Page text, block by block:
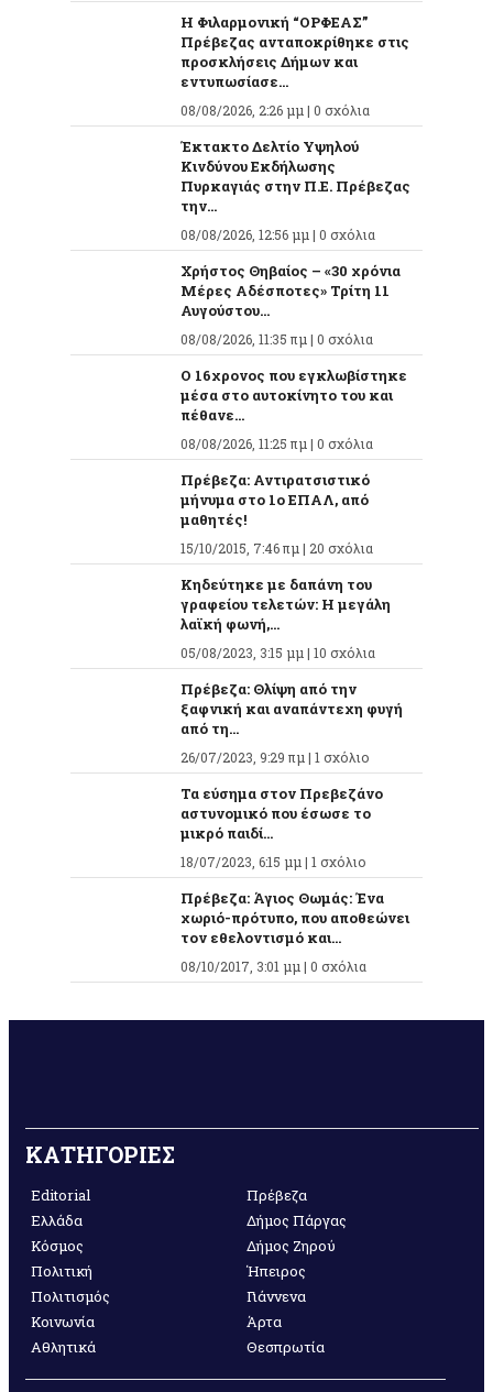
Η Φιλαρμονική “ΟΡΦΕΑΣ”
Πρέβεζας ανταποκρίθηκε στις
προσκλήσεις Δήμων και
εντυπωσίασε...
08/08/2026, 2:26 μμ | 0 σχόλια
Έκτακτο Δελτίο Υψηλού
Κινδύνου Εκδήλωσης
Πυρκαγιάς στην Π.Ε. Πρέβεζας
την...
08/08/2026, 12:56 μμ | 0 σχόλια
Χρήστος Θηβαίος – «30 χρόνια
Μέρες Αδέσποτες» Τρίτη 11
Αυγούστου...
08/08/2026, 11:35 πμ | 0 σχόλια
O 16χρονος που εγκλωβίστηκε
μέσα στο αυτοκίνητο του και
πέθανε...
08/08/2026, 11:25 πμ | 0 σχόλια
Πρέβεζα: Αντιρατσιστικό
μήνυμα στο 1ο ΕΠΑΛ, από
μαθητές!
15/10/2015, 7:46 πμ | 20 σχόλια
Κηδεύτηκε με δαπάνη του
γραφείου τελετών: Η μεγάλη
λαϊκή φωνή,...
05/08/2023, 3:15 μμ | 10 σχόλια
Πρέβεζα: Θλίψη από την
ξαφνική και αναπάντεχη φυγή
από τη...
26/07/2023, 9:29 πμ | 1 σχόλιο
Τα εύσημα στον Πρεβεζάνο
αστυνομικό που έσωσε το
μικρό παιδί...
18/07/2023, 6:15 μμ | 1 σχόλιο
Πρέβεζα: Άγιος Θωμάς: Ένα
χωριό-πρότυπο, που αποθεώνει
τον εθελοντισμό και...
08/10/2017, 3:01 μμ | 0 σχόλια
ΚΑΤΗΓΟΡΙΕΣ
Editorial
Ελλάδα
Κόσμος
Πολιτική
Πολιτισμός
Κοινωνία
Αθλητικά
Πρέβεζα
Δήμος Πάργας
Δήμος Ζηρού
Ήπειρος
Γιάννενα
Άρτα
Θεσπρωτία